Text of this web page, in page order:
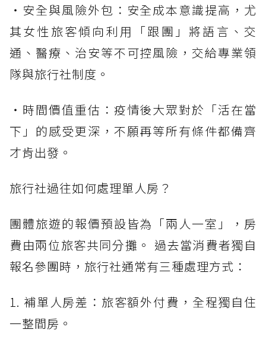
・安全與風險外包：安全成本意識提高，尤
其女性旅客傾向利用「跟團」將語言、交
通、醫療、治安等不可控風險，交給專業領
隊與旅行社制度。
・時間價值重估：疫情後大眾對於「活在當
下」的感受更深，不願再等所有條件都備齊
才肯出發。
旅行社過往如何處理單人房？
團體旅遊的報價預設皆為「兩人一室」，房
費由兩位旅客共同分攤。 過去當消費者獨自
報名參團時，旅行社通常有三種處理方式：
1. 補單人房差：旅客額外付費，全程獨自住
一整間房。